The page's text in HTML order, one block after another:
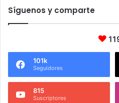
Síguenos y comparte
101k
Seguidores
815
Suscriptores